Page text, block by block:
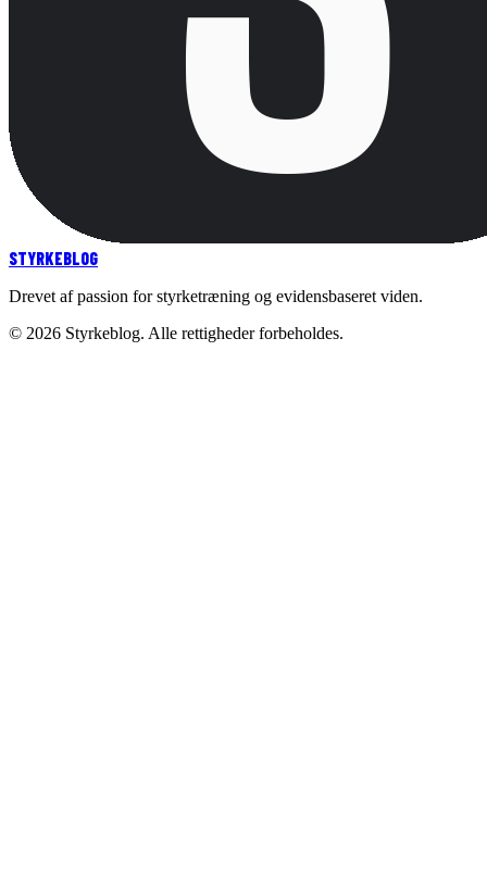
STYRKEBLOG
Drevet af passion for styrketræning og evidensbaseret viden.
© 2026 Styrkeblog. Alle rettigheder forbeholdes.